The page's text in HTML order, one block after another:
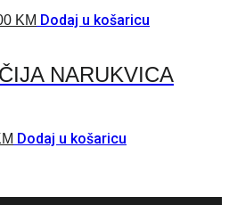
KM Dodaj u košaricu
NARUKVICA
Dodaj u košaricu